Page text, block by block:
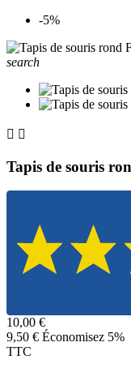
-5%
search
 
Tapis de souris
10,00 €
9,50 € Économisez 5%
TTC